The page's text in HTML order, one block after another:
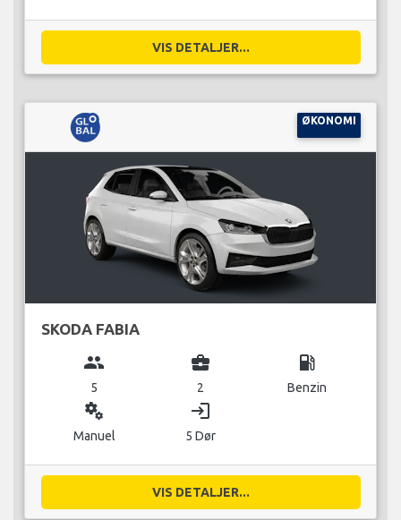
VIS DETALJER...
ØKONOMI
SKODA FABIA
group
5
business_center
2
local_gas_station
Benzin
miscellaneous_services
Manuel
login
5 Dør
VIS DETALJER...